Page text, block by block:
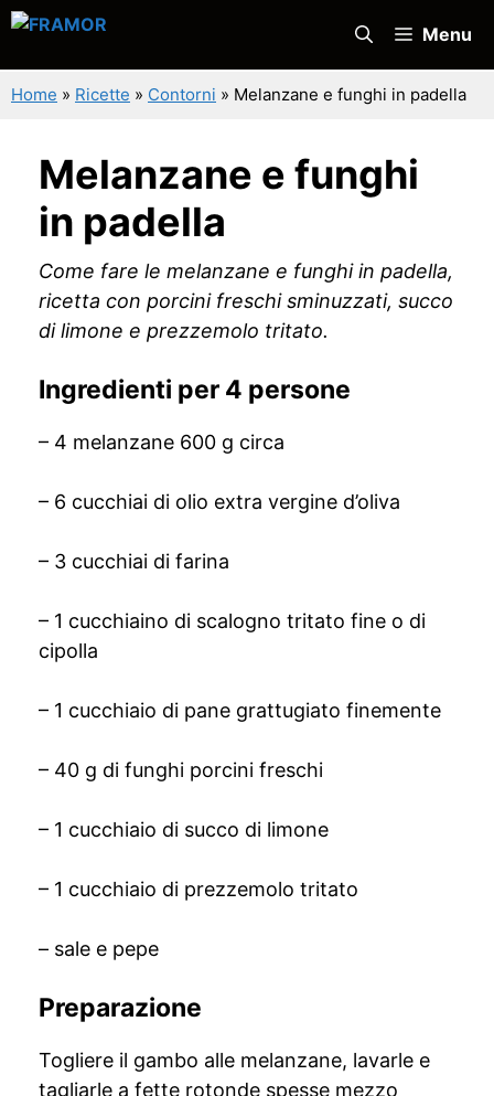
Vai
contenuto
Menu
Home » Ricette » Contorni » Melanzane e funghi in padella
Melanzane e funghi
in padella
Come fare le melanzane e funghi in padella,
ricetta con porcini freschi sminuzzati, succo
di limone e prezzemolo tritato.
Ingredienti per 4 persone
– 4 melanzane 600 g circa
– 6 cucchiai di olio extra vergine d’oliva
– 3 cucchiai di farina
– 1 cucchiaino di scalogno tritato fine o di
cipolla
– 1 cucchiaio di pane grattugiato finemente
– 40 g di funghi porcini freschi
– 1 cucchiaio di succo di limone
– 1 cucchiaio di prezzemolo tritato
– sale e pepe
Preparazione
Togliere il gambo alle melanzane, lavarle e
tagliarle a fette rotonde spesse mezzo